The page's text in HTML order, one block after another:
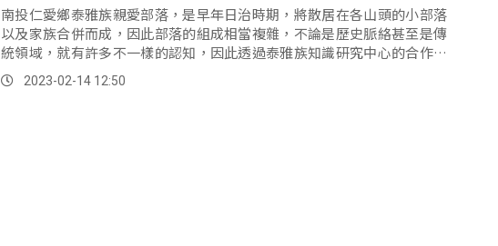
南投仁愛鄉泰雅族親愛部落，是早年日治時期，將散居在各山頭的小部落
以及家族合併而成，因此部落的組成相當複雜，不論是歷史脈絡甚至是傳
統領域，就有許多不一樣的認知，因此透過泰雅族知識研究中心的合作，
進行三天的傳統領域調查與部落地圖工作坊研習課程，希望進一步建構部
落歷史文化的知識體系。
2023-02-14 12:50